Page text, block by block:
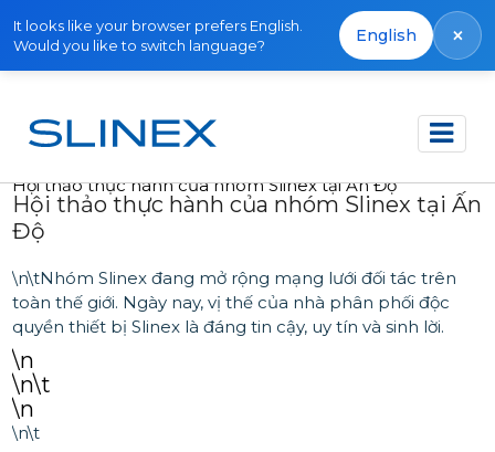
It looks like your browser prefers English.
Would you like to switch language?
English ×
Trang chủ Tin tức
Hội thảo thực hành của nhóm Slinex tại Ấn Độ
Hội thảo thực hành của nhóm Slinex tại Ấn
Độ
\n\tNhóm Slinex đang mở rộng mạng lưới đối tác trên
toàn thế giới. Ngày nay, vị thế của nhà phân phối độc
quyền thiết bị Slinex là đáng tin cậy, uy tín và sinh lời.
\n
\n\t
\n
\n\t